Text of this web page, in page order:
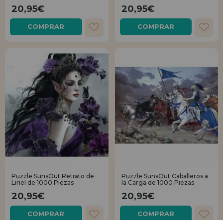
20,95€
COMPRAR
20,95€
COMPRAR
Puzzle SunsOut Retrato de
Liriel de 1000 Piezas
20,95€
COMPRAR
Puzzle SunsOut Caballeros a
la Carga de 1000 Piezas
20,95€
COMPRAR